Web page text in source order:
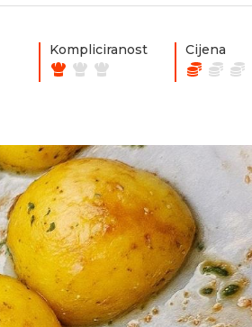
Kompliciranost Cijena